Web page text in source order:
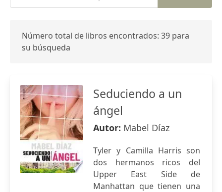
Número total de libros encontrados: 39 para
su búsqueda
Seduciendo a un
ángel
Autor: Mabel Díaz
Tyler y Camilla Harris son
dos hermanos ricos del
Upper East Side de
Manhattan que tienen una